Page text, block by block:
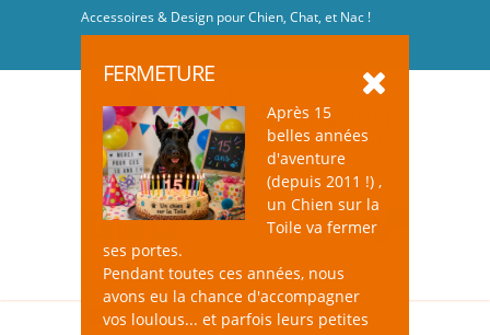
Accessoires & Design pour Chien, Chat, et Nac !
FERMETURE
Après 15
belles années
d'aventure
(depuis 2011 !) ,
un Chien sur la
Toile va fermer
ses portes.
Pendant toutes ces années, nous
avons eu la chance d'accompagner
vos loulous... et parfois leurs petites